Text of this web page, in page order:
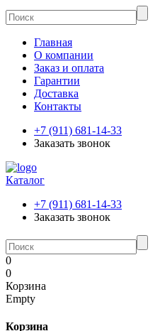
Главная
О компании
Заказ и оплата
Гарантии
Доставка
Контакты
+7 (911) 681-14-33
Заказать звонок
Каталог
+7 (911) 681-14-33
Заказать звонок
0
0
Корзина
Empty
Корзина